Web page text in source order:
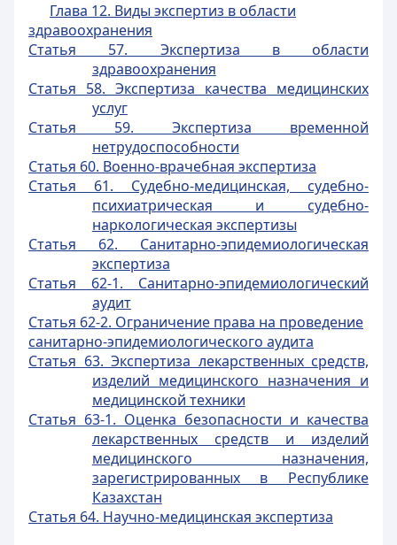
Глава 12. Виды экспертиз в области
здравоохранения
Статья 57. Экспертиза в области
здравоохранения
Статья 58. Экспертиза качества медицинских
услуг
Статья 59. Экспертиза временной
нетрудоспособности
Статья 60. Военно-врачебная экспертиза
Статья 61. Судебно-медицинская, судебно-
психиатрическая и судебно-
наркологическая экспертизы
Статья 62. Санитарно-эпидемиологическая
экспертиза
Статья 62-1. Санитарно-эпидемиологический
аудит
Статья 62-2. Ограничение права на проведение
санитарно-эпидемиологического аудита
Статья 63. Экспертиза лекарственных средств,
изделий медицинского назначения и
медицинской техники
Статья 63-1. Оценка безопасности и качества
лекарственных средств и изделий
медицинского назначения,
зарегистрированных в Республике
Казахстан
Статья 64. Научно-медицинская экспертиза